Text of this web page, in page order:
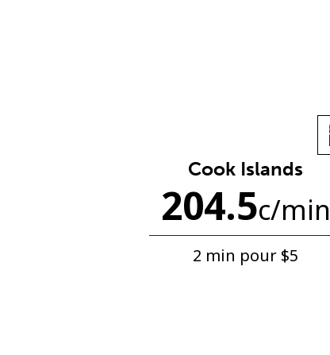
Cook Islands
204.5c/min
2 min pour ⁦$5⁩